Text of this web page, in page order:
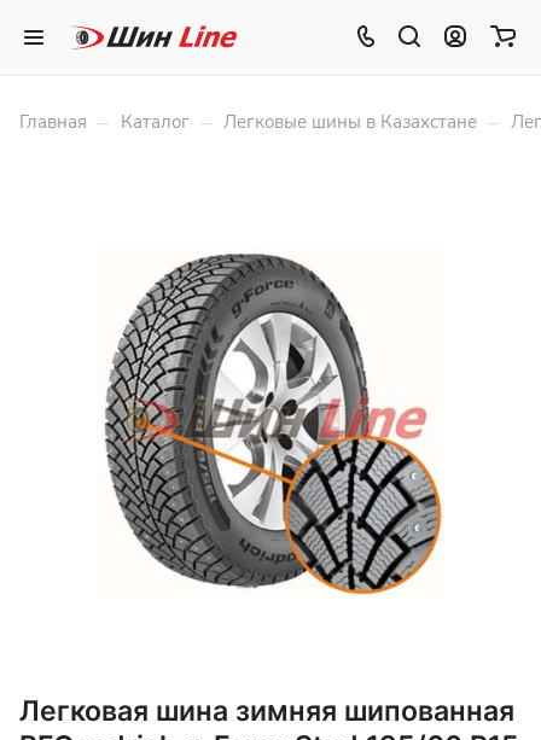
Главная – Каталог – Легковые шины в Казахстане –
Легковая шина зимняя шипованная